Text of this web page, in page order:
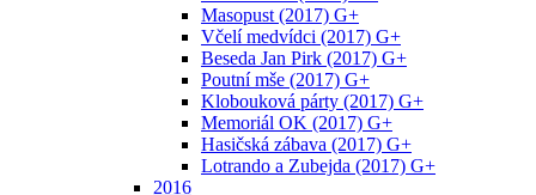
Masopust (2017) G+
Včelí medvídci (2017) G+
Beseda Jan Pirk (2017) G+
Poutní mše (2017) G+
Klobouková párty (2017) G+
Memoriál OK (2017) G+
Hasičská zábava (2017) G+
Lotrando a Zubejda (2017) G+
2016